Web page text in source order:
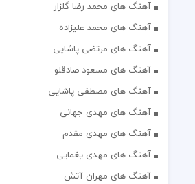
آهنگ های محمد رضا گلزار
آهنگ های محمد علیزاده
آهنگ های مرتضی پاشایی
آهنگ های مسعود صادقلو
آهنگ های مصطفی پاشایی
آهنگ های مهدی جهانی
آهنگ های مهدی مقدم
آهنگ های مهدی یغمایی
آهنگ های مهران آتش